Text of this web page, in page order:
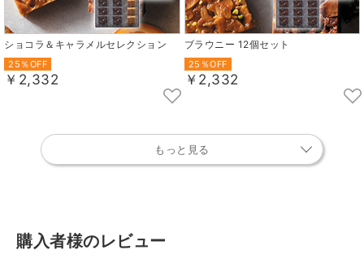
ショコラ＆キャラメルセレクション
25％OFF
￥2,332
ブラウニー 12個セット
25％OFF
￥2,332
もっと見る
購入者様のレビュー